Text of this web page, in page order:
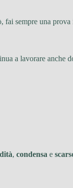
fai sempre una
a lavorare anche
, condensa e